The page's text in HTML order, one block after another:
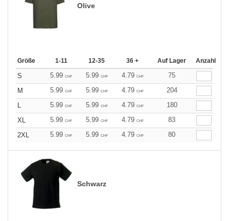
Olive
Größe 1-11 12-35 36 + Auf Lager Anzahl
S 5.99 CHF 5.99 CHF 4.79 CHF
75
M
5.99 CHF 5.99 CHF 4.79 CHF
204
L
5.99 CHF 5.99 CHF 4.79 CHF
180
XL
5.99 CHF 5.99 CHF 4.79 CHF
83
2XL
5.99 CHF 5.99 CHF 4.79 CHF 80
Schwarz